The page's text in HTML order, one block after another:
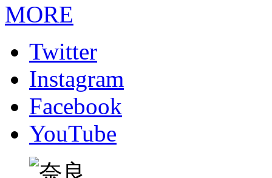
MORE
Twitter
Instagram
Facebook
YouTube